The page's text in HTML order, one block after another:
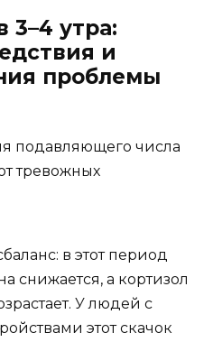
утра:
и
проблемы
подавляющего числа
тревожных
в этот период
снижается, а кортизол
У людей с
этот скачок